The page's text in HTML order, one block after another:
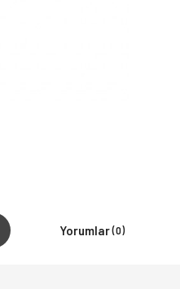
Yorumlar(0)